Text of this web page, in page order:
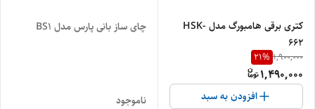
کتری برقی هامبورگ مدل HSK-
662
1,900,000
21%
1,490,000
افزودن به سبد
چای ساز بانی پارس مدل BS1
ناموجود